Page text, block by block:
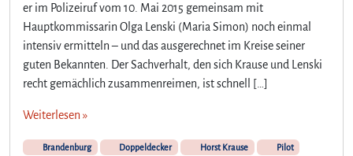
er im Polizeiruf vom 10. Mai 2015 gemeinsam mit
Hauptkommissarin Olga Lenski (Maria Simon) noch einmal
intensiv ermitteln – und das ausgerechnet im Kreise seiner
guten Bekannten. Der Sachverhalt, den sich Krause und Lenski
recht gemächlich zusammenreimen, ist schnell […]
Weiterlesen »
Brandenburg Doppeldecker Horst Krause
Pilot